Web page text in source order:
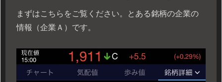
まずはこちらをご覧ください。とある銘柄の企業の
情報（企業Ａ）です。